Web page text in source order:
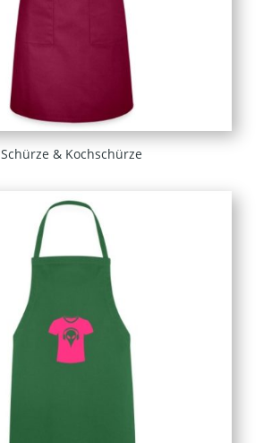
Schürze & Kochschürze